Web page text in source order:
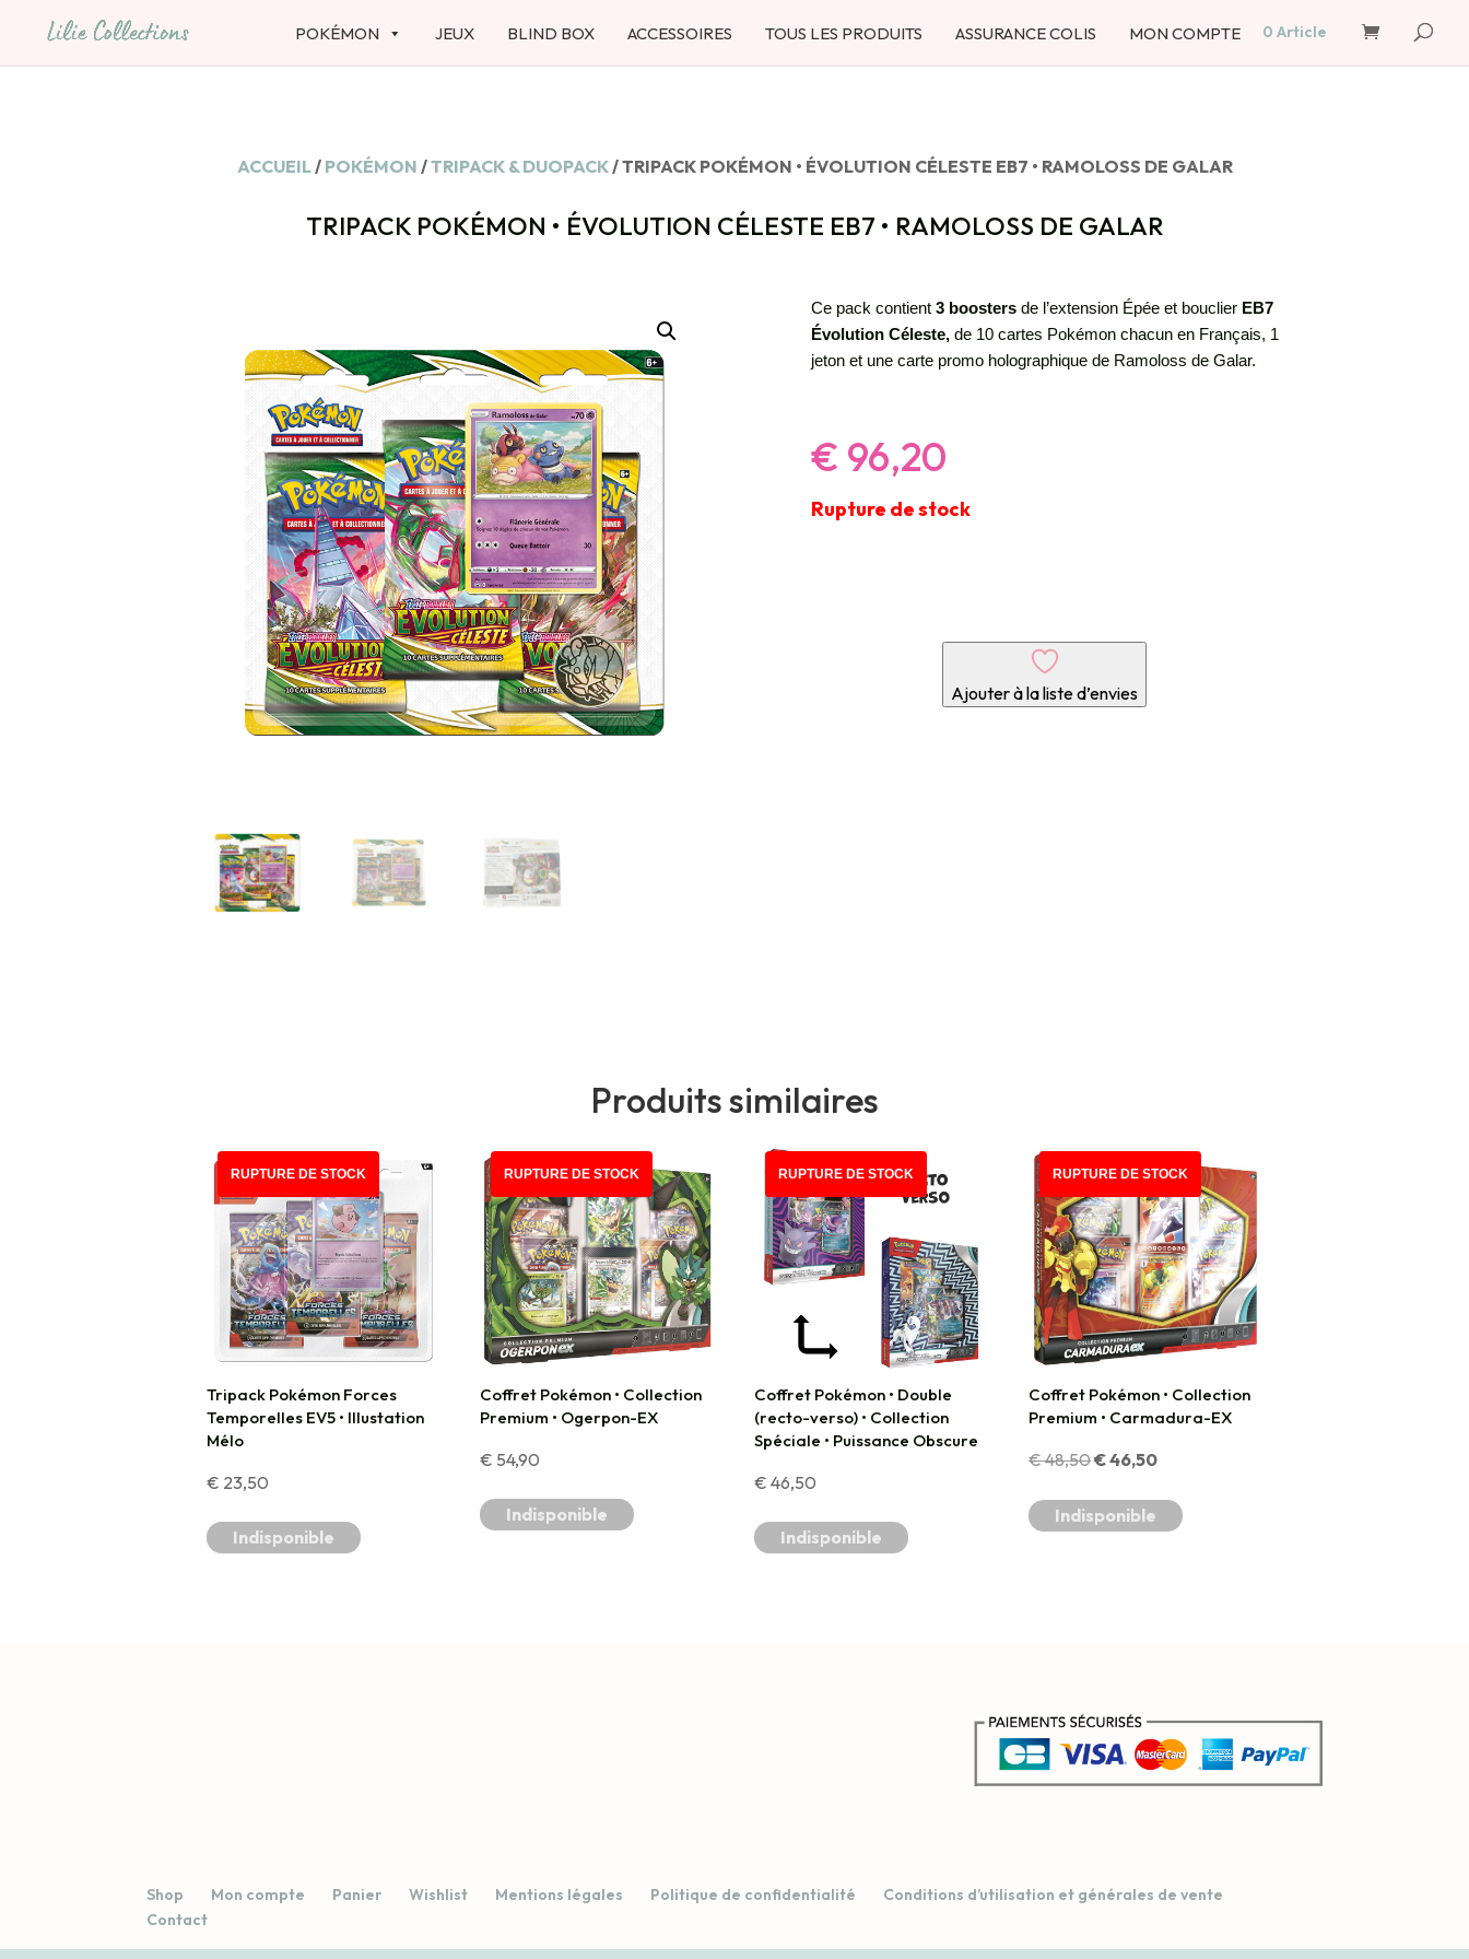
POKÉMON JEUX BLIND BOX ACCESSOIRES TOUS LES PRODUITS ASSURANCE COLIS MON COMPTE 0 Article
produits
ACCUEIL/ POKÉMON /TRIPACK & DUOPACK/ TRIPACK POKÉMON • ÉVOLUTION CÉLESTE EB7 • RAMOLOSS DE GALAR
TRIPACK POKÉMON • ÉVOLUTION CÉLESTE EB7 • RAMOLOSS DE GALAR
Ce pack contient 3 boosters de l’extension Épée et bouclierEB7
Évolution Céleste, de 10 cartes Pokémon chacun en Français, 1
jeton et une carte promo holographique de Ramoloss de Galar.
€ 96,20
Rupture de stock
Ajouter à la liste d’envies
Produits similaires
RUPTURE DE STOCK
Tripack Pokémon Forces
Temporelles EV5 • Illustation
Mélo
€ 23,50
Indisponible
RUPTURE DE STOCK
Coffret Pokémon • Collection
Premium • Ogerpon-EX
€ 54,90
Indisponible
RUPTURE DE STOCK
Coffret Pokémon • Double
(recto-verso) • Collection
Spéciale • Puissance Obscure
€ 46,50
Indisponible
PROMO !
RUPTURE DE STOCK
Coffret Pokémon • Collection
Premium • Carmadura-EX
€48,50Le
prix
€46,50Le
prix
Indisponible
Shop Mon compte Panier Wishlist Mentions légales Politique de confidentialité
Conditions d’utilisation et générales de vente
Contact